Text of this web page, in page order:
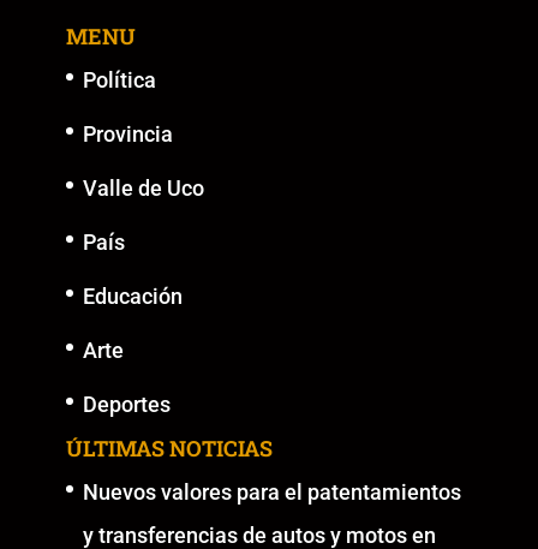
MENU
Política
Provincia
Valle de Uco
País
Educación
Arte
Deportes
ÚLTIMAS NOTICIAS
Nuevos valores para el patentamientos
y transferencias de autos y motos en